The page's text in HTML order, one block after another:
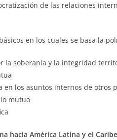
de las relaciones
en los cuales se basa la
la soberanía y la integridad
en los asuntos internos de otros
mutuo
hacia América Latina y el Caribe